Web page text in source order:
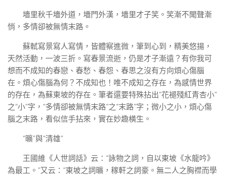
墻里秋千墻外道，墻門外漢，墻里才子笑。笑漸不聞聲漸
悄，多情卻被無情末路。
蘇軾寫景寫人寫情，皆體察進微，筆到心到，精美悠揚，
天然活動，一波三折。寫春景流逝，仍是才子漸遠？有你我可
想而不成知的春戀、春愁、春怨、春思之沒有方向煩心傷腦
在。煩心傷腦為何？不成知也！唯不成知之存在，為感情世界
的存在，為蘇東坡的存在。筆者還要特殊拈出“花褪殘紅青杏小”
之“小”字，“多情卻被無情末路”之“末路”字；微小之小，煩心傷
腦之末路，看似信手拈來，實在妙趣橫生。
“曠”與“清雄”
王國維《人世詞話》云：“詠物之詞，自以東坡《水龍吟》
為最工。”又云：“東坡之詞曠，稼軒之詞豪。無二人之胸襟而學